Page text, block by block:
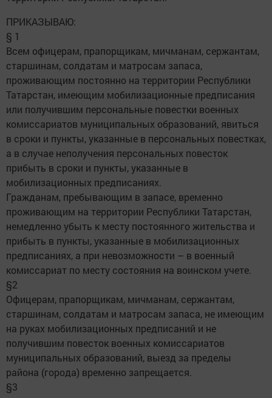
ПРИКАЗЫВАЮ:
§ 1
Всем офицерам, прапорщикам, мичманам, сержантам,
старшинам, солдатам и матросам запаса,
проживающим постоянно на территории Республики
Татарстан, имеющим мобилизационные предписания
или получившим персональные повестки военных
комиссариатов муниципальных образований, явиться
в сроки и пункты, указанные в персональных повестках,
а в случае неполучения персональных повесток
прибыть в сроки и пункты, указанные в
мобилизационных предписаниях.
Гражданам, пребывающим в запасе, временно
проживающим на территории Республики Татарстан,
немедленно убыть к месту постоянного жительства и
прибыть в пункты, указанные в мобилизационных
предписаниях, а при невозможности – в военный
комиссариат по месту состояния на воинском учете.
§2
Офицерам, прапорщикам, мичманам, сержантам,
старшинам, солдатам и матросам запаса, не имеющим
на руках мобилизационных предписаний и не
получившим повесток военных комиссариатов
муниципальных образований, выезд за пределы
района (города) временно запрещается.
§3